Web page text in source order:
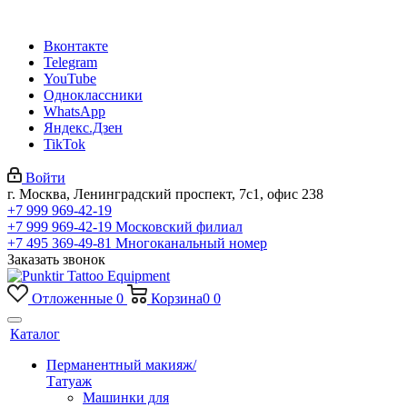
Вконтакте
Telegram
YouTube
Одноклассники
WhatsApp
Яндекс.Дзен
TikTok
Войти
г. Москва, Ленинградский проспект, 7с1, офис 238
+7 999 969-42-19
+7 999 969-42-19 Московский филиал
+7 495 369-49-81 Многоканальный номер
Заказать звонок
Отложенные 0 Корзина0 0
Каталог
Перманентный макияж/
Татуаж
Машинки для